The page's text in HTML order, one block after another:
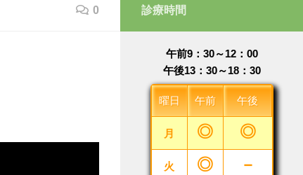
0 診療時間
午前9：30～12：00
午後13：30～18：30
曜日 午前 午後
月 ◎ ◎
火 ◎ －